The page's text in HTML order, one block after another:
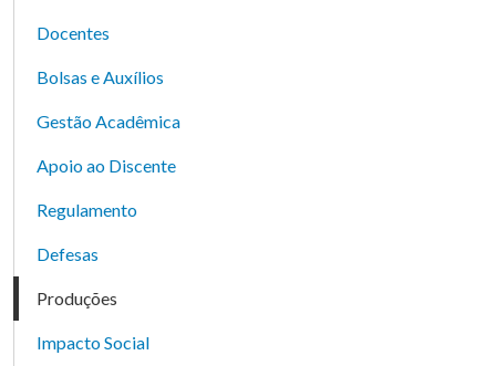
Docentes
Bolsas e Auxílios
Gestão Acadêmica
Apoio ao Discente
Regulamento
Defesas
Produções
Impacto Social